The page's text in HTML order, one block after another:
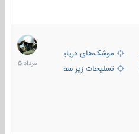
موشک‌های دریایی
تسلیحات زیر سطحی
2
مرداد
1405